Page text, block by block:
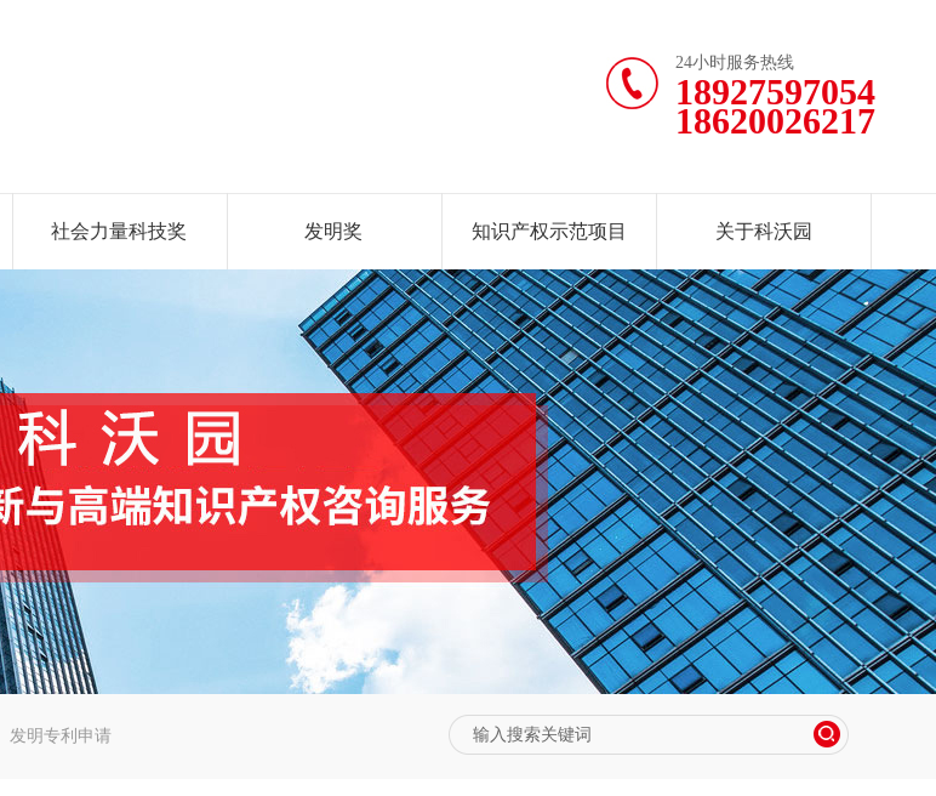
24小时服务热线
18927597054
18620026217
社会力量科技奖 发明奖 知识产权示范项目 关于科沃园
发明专利申请